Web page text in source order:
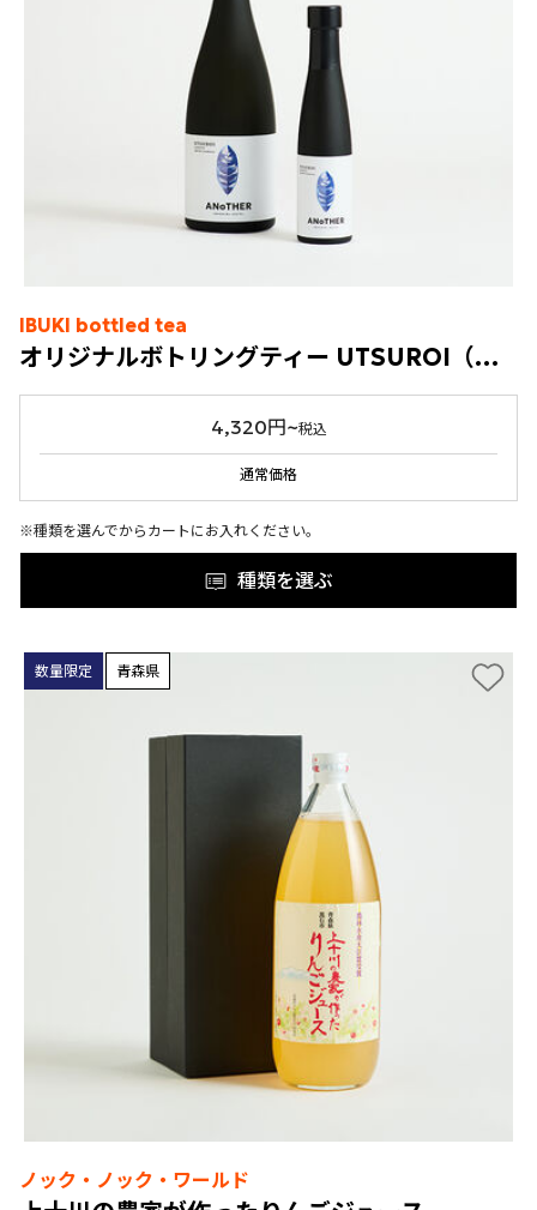
IBUKI bottled tea
オリジナルボトリングティー UTSUROI（冷蔵）
4,320円~税込
通常価格
※種類を選んでからカートにお入れください。
種類を選ぶ
数量限定 青森県
ノック・ノック・ワールド